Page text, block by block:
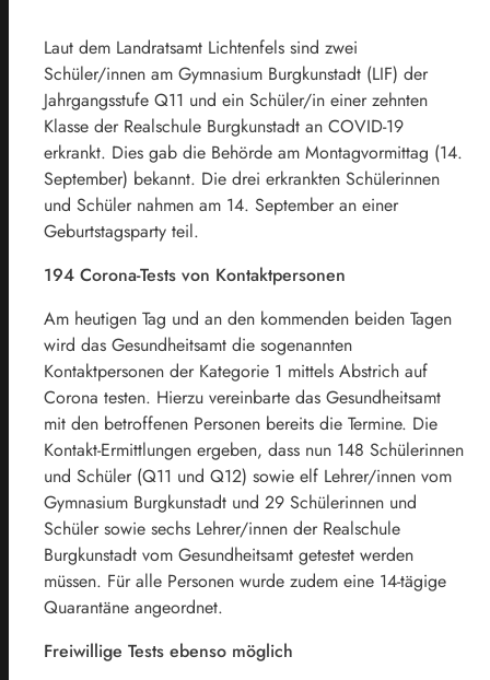
Laut dem Landratsamt Lichtenfels sind zwei
Schüler/innen am Gymnasium Burgkunstadt (LIF) der
Jahrgangsstufe Q11 und ein Schüler/in einer zehnten
Klasse der Realschule Burgkunstadt an COVID-19
erkrankt. Dies gab die Behörde am Montagvormittag (14.
September) bekannt. Die drei erkrankten Schülerinnen
und Schüler nahmen am 14. September an einer
Geburtstagsparty teil.
194 Corona-Tests von Kontaktpersonen
Am heutigen Tag und an den kommenden beiden Tagen
wird das Gesundheitsamt die sogenannten
Kontaktpersonen der Kategorie 1 mittels Abstrich auf
Corona testen. Hierzu vereinbarte das Gesundheitsamt
mit den betroffenen Personen bereits die Termine. Die
Kontakt-Ermittlungen ergeben, dass nun 148 Schülerinnen
und Schüler (Q11 und Q12) sowie elf Lehrer/innen vom
Gymnasium Burgkunstadt und 29 Schülerinnen und
Schüler sowie sechs Lehrer/innen der Realschule
Burgkunstadt vom Gesundheitsamt getestet werden
müssen. Für alle Personen wurde zudem eine 14-tägige
Quarantäne angeordnet.
Freiwillige Tests ebenso möglich